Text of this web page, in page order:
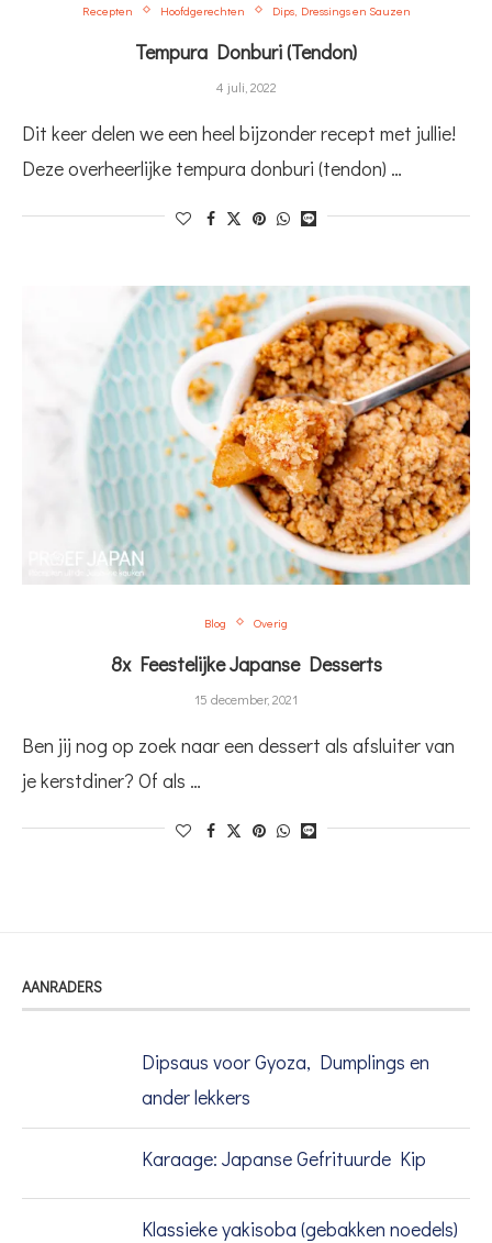
Recepten Hoofdgerechten Dips, Dressings en Sauzen
Tempura Donburi (Tendon)
4 juli, 2022
Dit keer delen we een heel bijzonder recept met jullie!
Deze overheerlijke tempura donburi (tendon) …
Blog Overig
8x Feestelijke Japanse Desserts
15 december, 2021
Ben jij nog op zoek naar een dessert als afsluiter van
je kerstdiner? Of als …
AANRADERS
Dipsaus voor Gyoza, Dumplings en
ander lekkers
Karaage: Japanse Gefrituurde Kip
Klassieke yakisoba (gebakken noedels)